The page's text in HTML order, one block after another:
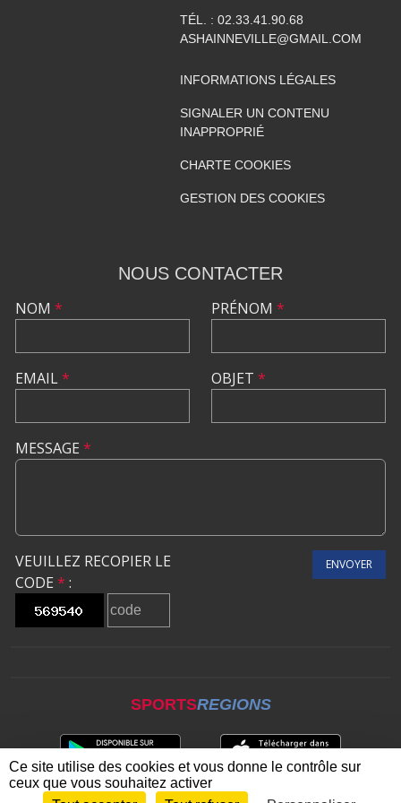
TÉL. : 02.33.41.90.68
ASHAINNEVILLE@GMAIL.COM
INFORMATIONS LÉGALES
SIGNALER UN CONTENU
INAPPROPRIÉ
CHARTE COOKIES
GESTION DES COOKIES
NOUS CONTACTER
NOM *
EMAIL*
PRÉNOM *
OBJET *
MESSAGE *
VEUILLEZ RECOPIER LE
CODE * :
ENVOYER
SPORTSREGIONS
Ce site utilise des cookies et vous donne le contrôle sur
ceux que vous souhaitez activer